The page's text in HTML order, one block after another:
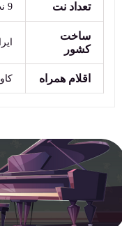
تعداد نت 9 نت
ساخت
کشور
اقلام همراه